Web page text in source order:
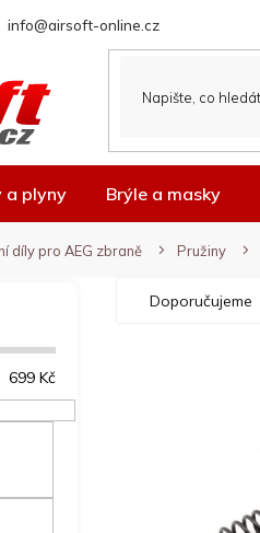
info@airsoft-online.cz
a plyny Brýle a masky
díly pro AEG zbraně Pružiny
699 Kč
Ř
aDoporučujeme